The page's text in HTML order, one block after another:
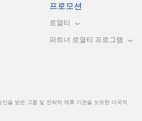
프로모션
로열티
파트너 로열티 프로그램
을 받은 그룹 및 전략적 제휴 기관을 보유한 다국적